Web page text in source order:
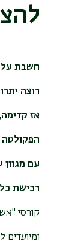
חשבת על
רוצה
אז
הפקולטה
עם מגוון
רכישת
קורסי
ומיועדים